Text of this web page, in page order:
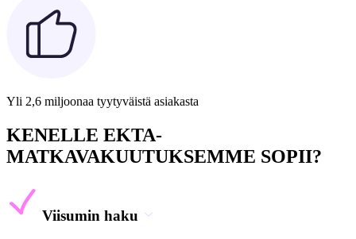
Yli 2,6 miljoonaa tyytyväistä asiakasta
KENELLE EKTA-
MATKAVAKUUTUKSEMME SOPII?
Viisumin haku